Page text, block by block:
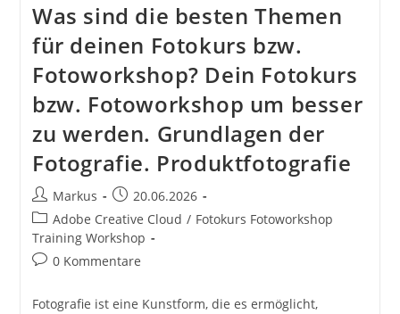
Was sind die besten Themen
für deinen Fotokurs bzw.
Fotoworkshop? Dein Fotokurs
bzw. Fotoworkshop um besser
zu werden. Grundlagen der
Fotografie. Produktfotografie
Beitrags-
Autor:
Markus
Beitrag
veröffentlicht:
20.06.2026
Beitrags-
Kategorie:
Adobe Creative Cloud / Fotokurs Fotoworkshop
Training Workshop
Beitrags-
0 Kommentare
Fotografie ist eine Kunstform, die es ermöglicht,